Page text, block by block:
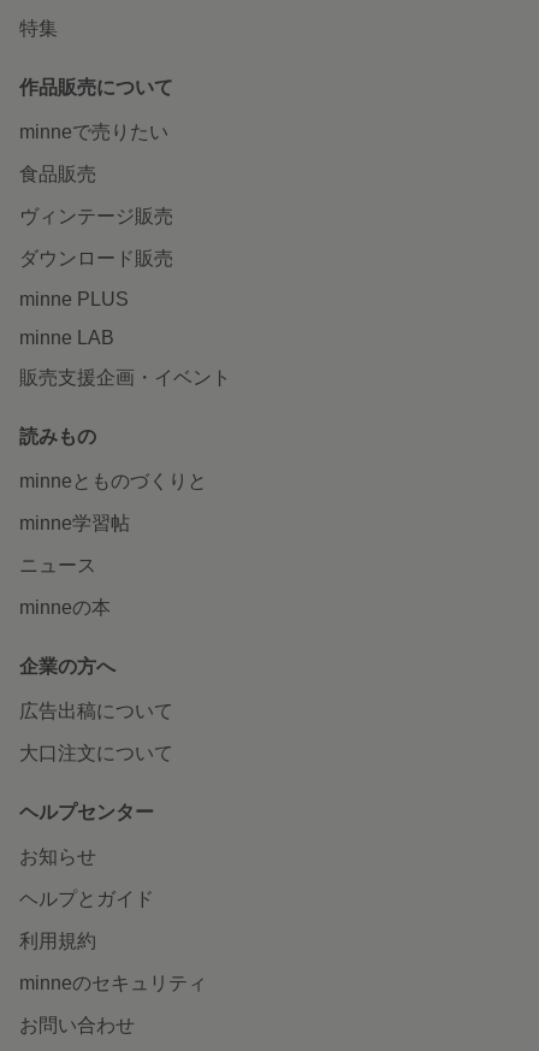
特集
作品販売について
minneで売りたい
食品販売
ヴィンテージ販売
ダウンロード販売
minne PLUS
minne LAB
販売支援企画・イベント
読みもの
minneとものづくりと
minne学習帖
ニュース
minneの本
企業の方へ
広告出稿について
大口注文について
ヘルプセンター
お知らせ
ヘルプとガイド
利用規約
minneのセキュリティ
お問い合わせ